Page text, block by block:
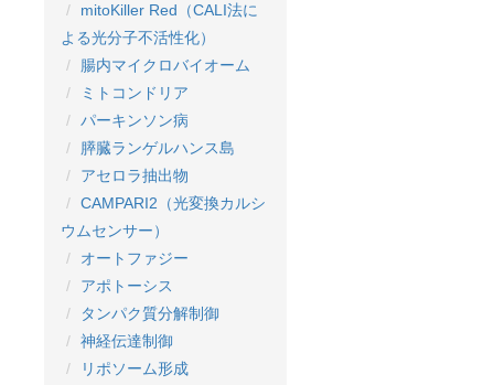
mitoKiller Red（CALI法に
よる光分子不活性化）
腸内マイクロバイオーム
ミトコンドリア
パーキンソン病
膵臓ランゲルハンス島
アセロラ抽出物
CAMPARI2（光変換カルシ
ウムセンサー）
オートファジー
アポトーシス
タンパク質分解制御
神経伝達制御
リポソーム形成